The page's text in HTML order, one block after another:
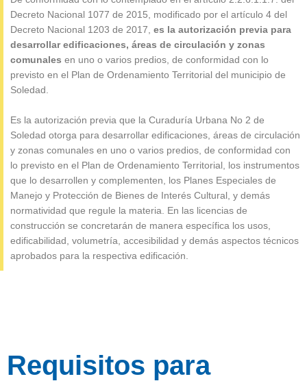
Decreto Nacional 1077 de 2015, modificado por el artículo 4 del
Decreto Nacional 1203 de 2017, es la autorización previa para
desarrollar edificaciones, áreas de circulación y zonas
comunales en uno o varios predios, de conformidad con lo
previsto en el Plan de Ordenamiento Territorial del municipio de
Soledad.
Es la autori­zación previa que la Curaduría Urbana No 2 de
Soledad otorga para desarrollar edificaciones, áreas de circulación
y zonas comunales en uno o varios predios, de conformidad con
lo previsto en el Plan de Ordenamiento Territorial, los instrumentos
que lo desarrollen y complementen, los Planes Especiales de
Manejo y Protección de Bienes de Interés Cultural, y demás
normatividad que regule la materia. En las licencias de
construcción se concretarán de manera específica los usos,
edificabilidad, volumetría, accesibilidad y demás aspectos técnicos
aprobados para la respectiva edificación.
Requisitos para